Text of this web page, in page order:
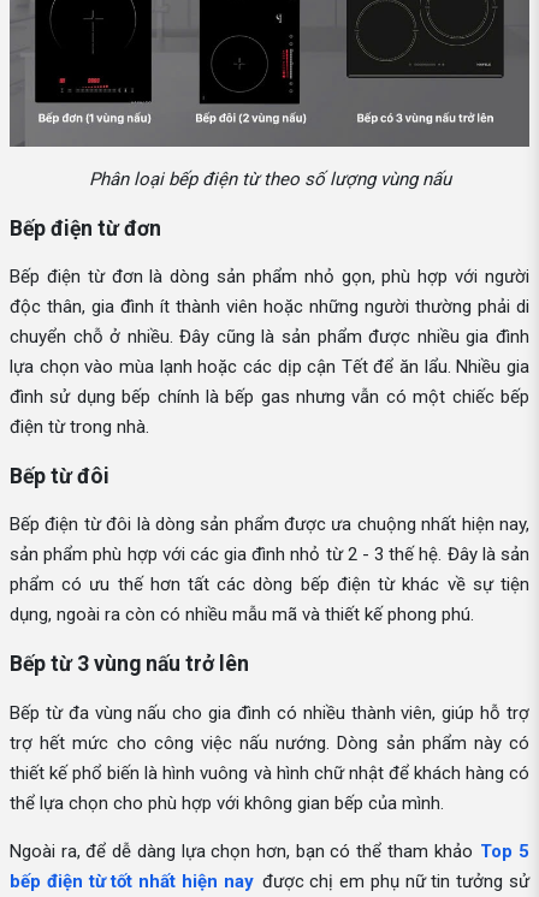
Phân loại bếp điện từ theo số lượng vùng nấu
Bếp điện từ đơn
Bếp điện từ đơn là dòng sản phẩm nhỏ gọn, phù hợp với người
độc thân, gia đình ít thành viên hoặc những người thường phải di
chuyển chỗ ở nhiều. Đây cũng là sản phẩm được nhiều gia đình
lựa chọn vào mùa lạnh hoặc các dịp cận Tết để ăn lẩu. Nhiều gia
đình sử dụng bếp chính là bếp gas nhưng vẫn có một chiếc bếp
điện từ trong nhà.
Bếp từ đôi
Bếp điện từ đôi là dòng sản phẩm được ưa chuộng nhất hiện nay,
sản phẩm phù hợp với các gia đình nhỏ từ 2 - 3 thế hệ. Đây là sản
phẩm có ưu thế hơn tất các dòng bếp điện từ khác về sự tiện
dụng, ngoài ra còn có nhiều mẫu mã và thiết kế phong phú.
Bếp từ 3 vùng nấu trở lên
Bếp từ đa vùng nấu cho gia đình có nhiều thành viên, giúp hỗ trợ
trợ hết mức cho công việc nấu nướng. Dòng sản phẩm này có
thiết kế phổ biến là hình vuông và hình chữ nhật để khách hàng có
thể lựa chọn cho phù hợp với không gian bếp của mình.
Ngoài ra, để dễ dàng lựa chọn hơn, bạn có thể tham khảo Top 5
bếp điện từ tốt nhất hiện nay được chị em phụ nữ tin tưởng sử